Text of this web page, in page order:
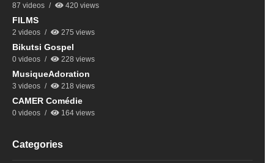
87 videos 420 views
FILMS
2 videos 275 views
Bikutsi Gospel
0 videos 228 views
MusiqueAdoration
3 videos 218 views
CAMER Comédie
0 videos 164 views
Categories